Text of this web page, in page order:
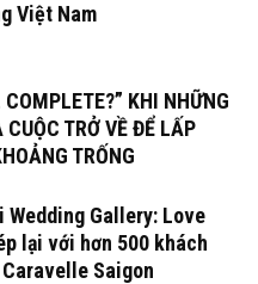
Việt Nam
COMPLETE?” KHI NHỮNG
TRỞ VỀ ĐỂ LẤP
TRỐNG
Wedding Gallery: Love
lại với hơn 500 khách
Saigon